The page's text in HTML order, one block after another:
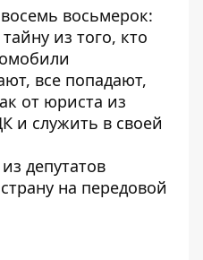
восьмерок:
из того, кто
все попадают,
от юриста из
и служить в своей
депутатов
на передовой